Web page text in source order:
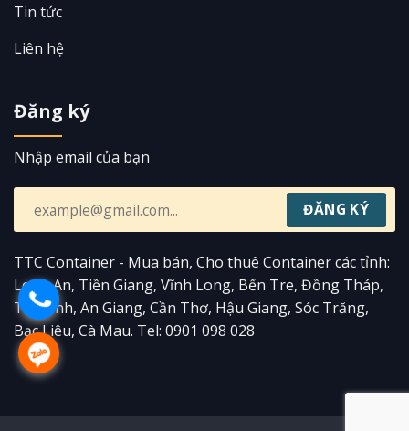
Tin tức
Liên hệ
Đăng ký
Nhập email của bạn
TTC Container - Mua bán, Cho thuê Container các tỉnh:
Long An, Tiền Giang, Vĩnh Long, Bến Tre, Đồng Tháp,
Trà Vinh, An Giang, Cần Thơ, Hậu Giang, Sóc Trăng,
Bạc Liêu, Cà Mau. Tel: 0901 098 028